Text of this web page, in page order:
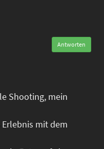
Antworten
Shooting, mein
mit dem